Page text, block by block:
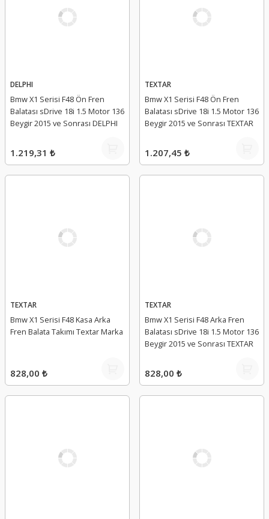
DELPHI
Bmw X1 Serisi F48 Ön Fren
Balatası sDrive 18i 1.5 Motor 136
Beygir 2015 ve Sonrası DELPHI
1.219,31 ₺
TEXTAR
Bmw X1 Serisi F48 Ön Fren
Balatası sDrive 18i 1.5 Motor 136
Beygir 2015 ve Sonrası TEXTAR
1.207,45 ₺
TEXTAR
Bmw X1 Serisi F48 Kasa Arka
Fren Balata Takımı Textar Marka
828,00 ₺
TEXTAR
Bmw X1 Serisi F48 Arka Fren
Balatası sDrive 18i 1.5 Motor 136
Beygir 2015 ve Sonrası TEXTAR
828,00 ₺